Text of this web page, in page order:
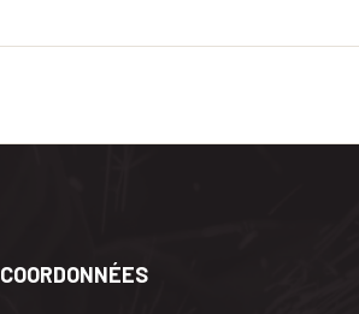
COORDONNÉES